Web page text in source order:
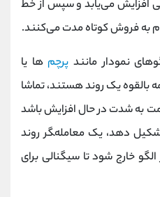
افزایش می‌یابد و سپس از خط
به فروش کوتاه مدت می‌کنند.
نمودار مانند پرچم‌ ها یا
بالقوه یک روند هستند، تماشا
به شدت در حال افزایش باشد
دهد، یک معامله‌‍گر روند
خارج شود تا سیگنالی برای